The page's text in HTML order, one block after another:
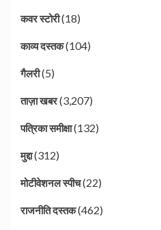
कवर स्टोरी(18)
काव्य दस्तक(104)
गैलरी(5)
ताज़ा खबर(3,207)
पत्रिका समीक्षा(132)
मुद्दा(312)
मोटीवेशनल स्पीच(22)
राजनीति दस्तक(462)